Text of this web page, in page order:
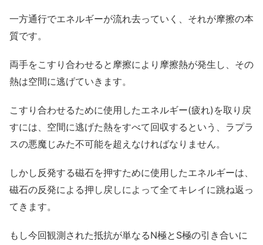
一方通行でエネルギーが流れ去っていく、それが摩擦の本
質です。
両手をこすり合わせると摩擦により摩擦熱が発生し、その
熱は空間に逃げていきます。
こすり合わせるために使用したエネルギー(疲れ)を取り戻
すには、空間に逃げた熱をすべて回収するという、ラプラ
スの悪魔じみた不可能を超えなければなりません。
しかし反発する磁石を押すために使用したエネルギーは、
磁石の反発による押し戻しによって全てキレイに跳ね返っ
てきます。
もし今回観測された抵抗が単なるN極とS極の引き合いに